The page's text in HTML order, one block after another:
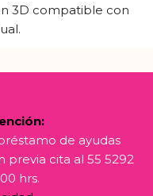
3D compatible con
de ayudas
previa cita al 55 5292
hrs.